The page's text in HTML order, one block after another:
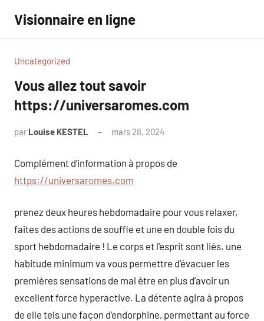
contenu
Visionnaire en ligne
Uncategorized
Vous allez tout savoir
https://universaromes.com
par Louise KESTEL mars 28, 2024
Complément d’information à propos de
https://universaromes.com
prenez deux heures hebdomadaire pour vous relaxer,
faites des actions de souffle et une en double fois du
sport hebdomadaire ! Le corps et l’esprit sont liés. une
habitude minimum va vous permettre d’évacuer les
premières sensations de mal être en plus d’avoir un
excellent force hyperactive. La détente agira à propos
de elle tels une façon d’endorphine, permettant au force